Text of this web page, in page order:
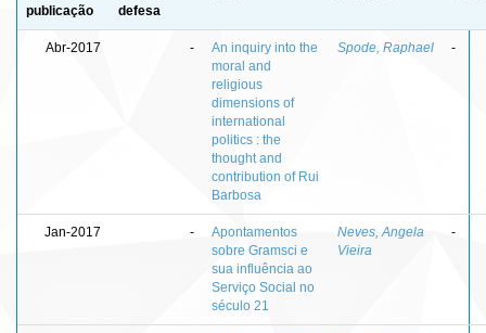
publicação
defesa
Abr-2017 -
An inquiry into the
moral and
religious
dimensions of
international
politics : the
thought and
contribution of Rui
Barbosa
Spode, Raphael -
Jan-2017 -
Apontamentos
sobre Gramsci e
sua influência ao
Serviço Social no
século 21
Neves, Angela
Vieira
-